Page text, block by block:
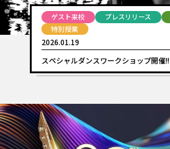
ゲスト来校 プレスリリース
特別授業
2026.01.19
スペシャルダンスワークショップ開催!!